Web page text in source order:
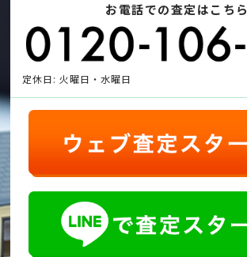
お電話での査定はこちら
定休日: 火曜日・水曜日